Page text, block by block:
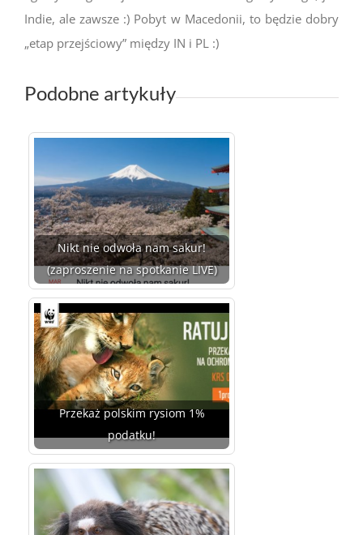
Indie, ale zawsze :) Pobyt w Macedonii, to będzie dobry
„etap przejściowy” między IN i PL :)
Podobne artykuły
Nikt nie odwoła nam sakur!
(zaproszenie na spotkanie LIVE)
Przekaż polskim rysiom 1%
podatku!